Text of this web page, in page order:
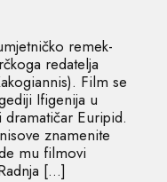
remek-
redatelja
Film se
Ifigenija u
Euripid.
znamenite
mu filmovi
[…]